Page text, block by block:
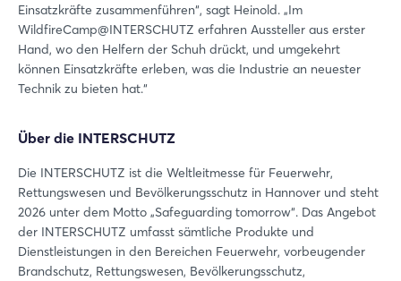
Einsatzkräfte zusammenführen“, sagt Heinold. „Im
WildfireCamp@INTERSCHUTZ erfahren Aussteller aus erster
Hand, wo den Helfern der Schuh drückt, und umgekehrt
können Einsatzkräfte erleben, was die Industrie an neuester
Technik zu bieten hat.“
Über die INTERSCHUTZ
Die INTERSCHUTZ ist die Weltleitmesse für Feuerwehr,
Rettungswesen und Bevölkerungsschutz in Hannover und steht
2026 unter dem Motto „Safeguarding tomorrow“. Das Angebot
der INTERSCHUTZ umfasst sämtliche Produkte und
Dienstleistungen in den Bereichen Feuerwehr, vorbeugender
Brandschutz, Rettungswesen, Bevölkerungsschutz,
Passwort vergessen?
Noch nicht angemeldet?